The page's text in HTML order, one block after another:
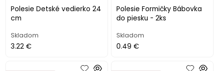
Polesie Detské vedierko 24
cm
Skladom
3.22 €
Polesie Formičky Bábovka
do piesku - 2ks
Skladom
0.49 €